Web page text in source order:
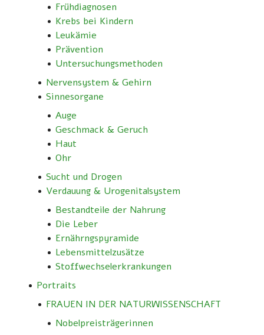
Frühdiagnosen
Krebs bei Kindern
Leukämie
Prävention
Untersuchungsmethoden
Nervensystem & Gehirn
Sinnesorgane
Auge
Geschmack & Geruch
Haut
Ohr
Sucht und Drogen
Verdauung & Urogenitalsystem
Bestandteile der Nahrung
Die Leber
Ernährngspyramide
Lebensmittelzusätze
Stoffwechselerkrankungen
Portraits
FRAUEN IN DER NATURWISSENSCHAFT
Nobelpreisträgerinnen